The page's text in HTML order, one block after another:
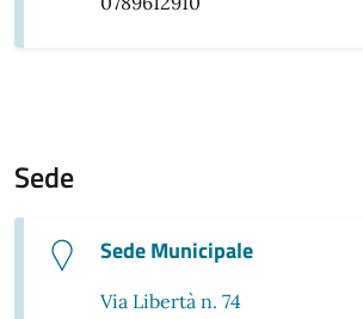
Sede
Sede Municipale
Via Libertà n. 74